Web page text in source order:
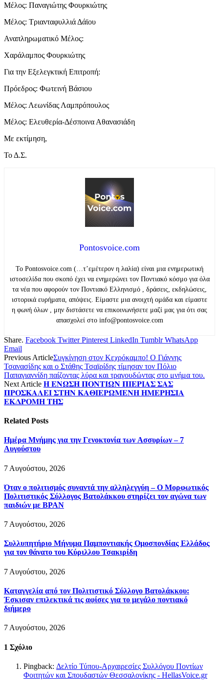
Μέλος: Παναγιώτης Φουρκιώτης
Μέλος: Τριανταφυλλιά Δάϊου
Αναπληρωματικό Μέλος:
Χαράλαμπος Φουρκιώτης
Για την Εξελεγκτική Επιτροπή:
Πρόεδρος: Φωτεινή Βάσιου
Μέλος: Λεωνίδας Λαμπρόπουλος
Μέλος: Ελευθερία-Δέσποινα Αθανασιάδη
Με εκτίμηση,
Το Δ.Σ.
Pontosvoice.com
Το Pontosvoice.com (…τ’εμέτερον η λαλία) είναι μια ενημερωτική
ιστοσελίδα που σκοπό έχει να ενημερώνει τον Ποντιακό κόσμο για όλα
τα νέα που αφορούν τον Ποντιακό Ελληνισμό , δράσεις, εκδηλώσεις,
ιστορικά ευρήματα, απόψεις. Είμαστε μια ανοιχτή ομάδα και είμαστε
η φωνή όλων , μην διστάσετε να επικοινωνήσετε μαζί μας για ότι σας
απασχολεί στο info@pontosvoice.com
Share. Facebook Twitter Pinterest LinkedIn Tumblr WhatsApp
Email
Previous ArticleΣυγκίνηση στον Κεχρόκαμπο! Ο Γιάννης
Τσανασίδης και ο Στάθης Τσαϊρίδης τίμησαν τον Πόλιο
Παπαγιαννίδη παίζοντας λύρα και τραγουδώντας στο μνήμα του.
Next Article 𝚮 𝚬𝚴𝛀𝚺𝚮 𝚷𝚶𝚴𝚻𝚰𝛀𝚴 𝚷𝚰𝚬𝚸𝚰𝚨𝚺 𝚺𝚨𝚺
𝚷𝚸𝚶𝚺𝚱𝚨𝚲𝚬𝚰 𝚺𝚻𝚮𝚴 𝚱𝚨𝚯𝚰𝚬𝚸𝛀𝚳𝚬𝚴𝚮 𝚮𝚳𝚬𝚸𝚮𝚺𝚰𝚨
𝚬𝚱𝚫𝚸𝚶𝚳𝚮 𝚻𝚮𝚺
Related Posts
Ημέρα Μνήμης για την Γενοκτονία των Ασσυρίων – 7
Αυγούστου
7 Αυγούστου, 2026
Όταν ο πολιτισμός συναντά την αλληλεγγύη – Ο Μορφωτικός
Πολιτιστικός Σύλλογος Βατολάκκου στηρίζει τον αγώνα των
παιδιών με BPAN
7 Αυγούστου, 2026
Συλλυπητήριο Μήνυμα Παμποντιακής Ομοσπονδίας Ελλάδος
για τον θάνατο του Κύριλλου Τσακιρίδη
7 Αυγούστου, 2026
Καταγγελία από τον Πολιτιστικό Σύλλογο Βατολάκκου:
Έσκισαν επιλεκτικά τις αφίσες για το μεγάλο ποντιακό
διήμερο
7 Αυγούστου, 2026
1 Σχόλιο
Pingback: Δελτίο Τύπου-Αρχαιρεσίες Συλλόγου Ποντίων
Φοιτητών και Σπουδαστών Θεσσαλονίκης - HellasVoice.gr